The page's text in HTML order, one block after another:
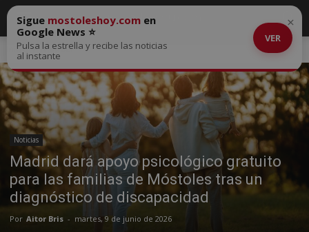
Inicio Noticias
Noticias
Madrid dará apoyo psicológico gratuito
para las familias de Móstoles tras un
diagnóstico de discapacidad
Por Aitor Bris - martes, 9 de junio de 2026
Sigue mostoleshoy.com en
Google News ⭐
Pulsa la estrella y recibe las noticias
al instante
VER
×